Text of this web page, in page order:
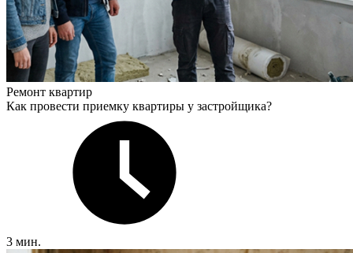
Ремонт квартир
Как провести приемку квартиры у застройщика?
3 мин.